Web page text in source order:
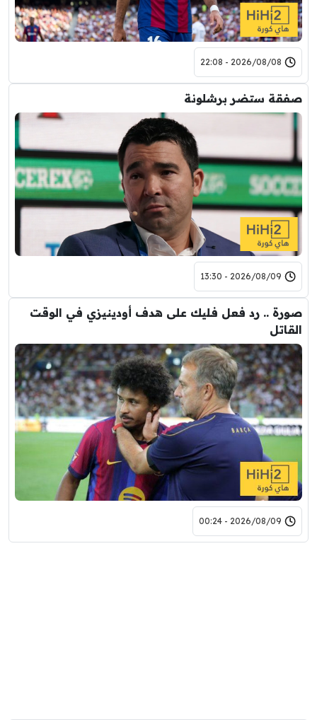
2026/08/08 - 22:08
صفقة ستضر برشلونة
2026/08/09 - 13:30
صورة .. رد فعل فليك على هدف أودينيزي في الوقت
القاتل
2026/08/09 - 00:24